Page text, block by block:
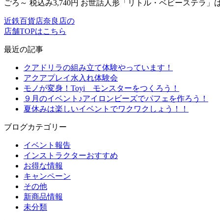
ごろ～ 税込み3,740円 お世話人形「リトル・ベビーステラ」
近鉄百貨店奈良店の
店舗TOPはこちら
最近の記事
クアドリラの組み立て体験やっています！
アクアプレイ水入れ体験会
モノが変身！Toyi モンスターをつくろう！
９月のイベント♪アイロンビーズでパフェを作ろう！
夏休みは楽しいイベントでワクワクしょう！！
ブログカテゴリー
イベント報告
インストラクターおすすめ
お得な情報
キャンペーン
その他
新商品情報
未分類